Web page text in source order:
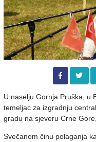
U naselju Gornja Pruška, u
temeljac za izgradnju
gradu na sjeveru Crne
Svečanom činu polaganja